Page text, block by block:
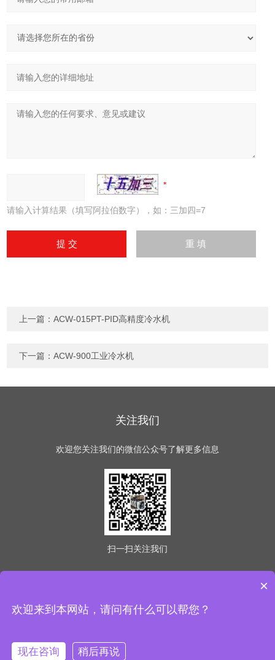
请输入计算结果（填写阿拉伯数字），如：三加四=7
上一篇：ACW-015PT-PID高精度冷水机
下一篇：ACW-900工业冷水机
关注我们
欢迎您关注我们的微信公众号了解更多信息
扫一扫关注我们
(www.easycold.net) All Rights Reserved备案号：津ICP备
管理登陆技术支持：
×
欢迎来到本网站，请问有什么可以帮您？
现在咨询 稍后再说